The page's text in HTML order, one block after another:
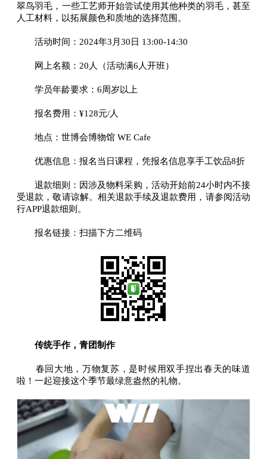
翠鸟羽毛，一些工艺师开始尝试使用其他种类的羽毛，甚至
人工材料，以拓展颜色和质地的选择范围。
活动时间：2024年3月30日 13:00-14:30
网上名额：20人（活动满6人开班）
学员年龄要求：6周岁以上
报名费用：¥128元/人
地点：世博会博物馆 WE Cafe
优惠信息：报名当日课程，凭报名信息享手工饮品8折
退款细则：因涉及物料采购，活动开始前24小时内不接
受退款，敬请谅解。相关退款手续及退款费用，请参阅活动
行APP退款细则。
报名链接：扫描下方二维码
传统手作，青团制作
春回大地，万物复苏，是时候用双手捏出春天的味道
啦！一起迎接这个季节最绿意盎然的礼物。